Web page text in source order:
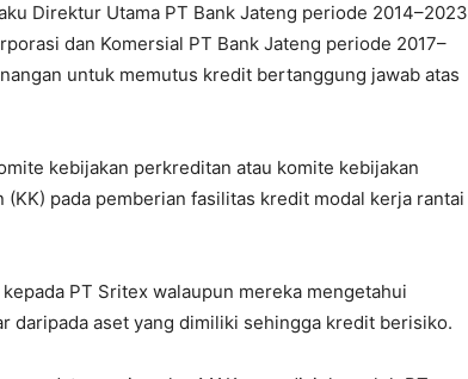
Direktur Utama PT Bank Jateng periode 2014–2023
dan Komersial PT Bank Jateng periode 2017–
untuk memutus kredit bertanggung jawab atas
kebijakan perkreditan atau komite kebijakan
(KK) pada pemberian fasilitas kredit modal kerja rantai
PT Sritex walaupun mereka mengetahui
daripada aset yang dimiliki sehingga kredit berisiko.